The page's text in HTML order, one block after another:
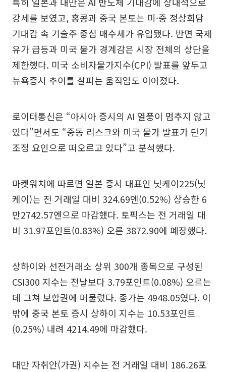
강세를 보였고, 홍콩과 중국 본토는 미·중 정상회담
기대감 속 기술주 중심 매수세가 유입됐다. 반면 국제
유가 급등과 미국 물가 경계감은 시장 전체의 상단을
제한했다. 미국 소비자물가지수(CPI) 발표를 앞두고
뉴욕증시 추이를 살피는 움직임도 이어졌다.
로이터통신은 “아시아 증시의 AI 열풍이 멈추지 않고
있다”면서도 “중동 리스크와 미국 물가 발표가 단기
조정 요인으로 떠오르고 있다”고 분석했다.
마켓워치에 따르면 일본 증시 대표인 닛케이225(닛
케이)는 전 거래일 대비 324.69엔(0.52%) 상승한 6
만2742.57엔으로 마감했다. 토픽스는 전 거래일 대
비 31.97포인트(0.83%) 오른 3872.90에 폐장했다.
상하이와 선전거래소 상위 300개 종목으로 구성된
CSI300 지수는 전날보다 3.79포인트(0.08%) 오르는
데 그쳐 보합권에 머물렀다. 종가는 4948.05였다. 이
밖에 중국 본토 증시 상하이 지수는 10.53포인트
(0.25%) 내려 4214.49에 마감했다.
대만 자취안(가권) 지수는 전 거래일 대비 186.26포